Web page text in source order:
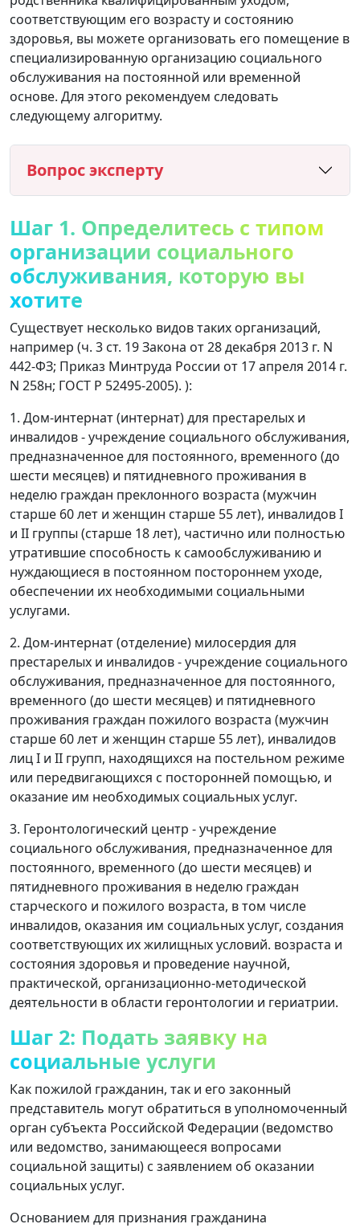
соответствующим его возрасту и состоянию
здоровья, вы можете организовать его помещение в
специализированную организацию социального
обслуживания на постоянной или временной
основе. Для этого рекомендуем следовать
следующему алгоритму.
Вопрос эксперту
Шаг 1. Определитесь с типом
организации социального
обслуживания, которую вы
хотите
Существует несколько видов таких организаций,
например (ч. 3 ст. 19 Закона от 28 декабря 2013 г. N
442-ФЗ; Приказ Минтруда России от 17 апреля 2014 г.
N 258н; ГОСТ Р 52495-2005). ):
1. Дом-интернат (интернат) для престарелых и
инвалидов - учреждение социального обслуживания,
предназначенное для постоянного, временного (до
шести месяцев) и пятидневного проживания в
неделю граждан преклонного возраста (мужчин
старше 60 лет и женщин старше 55 лет), инвалидов I
и II группы (старше 18 лет), частично или полностью
утратившие способность к самообслуживанию и
нуждающиеся в постоянном постороннем уходе,
обеспечении их необходимыми социальными
услугами.
2. Дом-интернат (отделение) милосердия для
престарелых и инвалидов - учреждение социального
обслуживания, предназначенное для постоянного,
временного (до шести месяцев) и пятидневного
проживания граждан пожилого возраста (мужчин
старше 60 лет и женщин старше 55 лет), инвалидов
лиц I и II групп, находящихся на постельном режиме
или передвигающихся с посторонней помощью, и
оказание им необходимых социальных услуг.
3. Геронтологический центр - учреждение
социального обслуживания, предназначенное для
постоянного, временного (до шести месяцев) и
пятидневного проживания в неделю граждан
старческого и пожилого возраста, в том числе
инвалидов, оказания им социальных услуг, создания
соответствующих их жилищных условий. возраста и
состояния здоровья и проведение научной,
практической, организационно-методической
деятельности в области геронтологии и гериатрии.
Шаг 2: Подать заявку на
социальные услуги
Как пожилой гражданин, так и его законный
представитель могут обратиться в уполномоченный
орган субъекта Российской Федерации (ведомство
или ведомство, занимающееся вопросами
социальной защиты) с заявлением об оказании
социальных услуг.
Основанием для признания гражданина